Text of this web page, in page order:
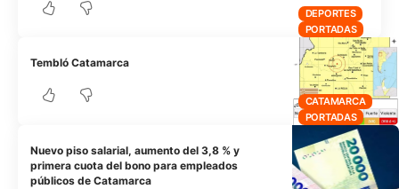
DEPORTES
PORTADAS
CATAMARCA
PORTADAS
Tembló Catamarca
Nuevo piso salarial, aumento del 3,8 % y
primera cuota del bono para empleados
públicos de Catamarca